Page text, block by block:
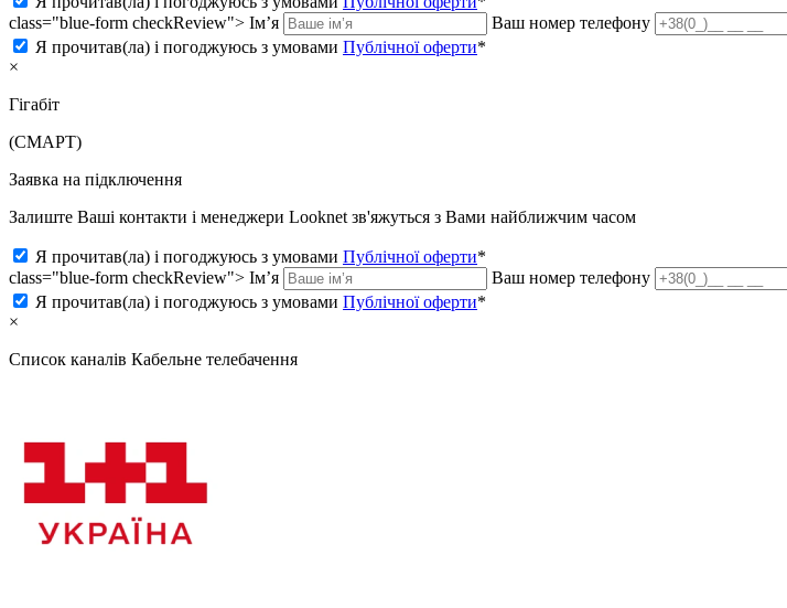
class="blue-form checkReview"> Ім’я Ваш номер телефону
Я прочитав(ла) і погоджуюсь з умовами Публічної оферти*
×
Гігабіт
(СМАРТ)
Заявка на підключення
Залиште Ваші контакти і менеджери Looknet зв'яжуться з Вами найближчим часом
Я прочитав(ла) і погоджуюсь з умовами Публічної оферти*
class="blue-form checkReview"> Ім’я Ваш номер телефону
Я прочитав(ла) і погоджуюсь з умовами Публічної оферти*
×
Список каналів Кабельне телебачення